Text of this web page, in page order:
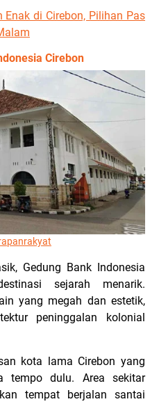
Enak di Cirebon, Pilihan Pas
Cirebon
Gedung Bank Indonesia
sejarah menarik.
yang megah dan estetik,
peninggalan kolonial
kota lama Cirebon yang
tempo dulu. Area sekitar
tempat berjalan santai